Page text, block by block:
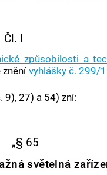
Čl. I
způsobilosti a
zněnívyhlášky č. 299/
9), 27) a 54) zní:
„§ 65
světelná